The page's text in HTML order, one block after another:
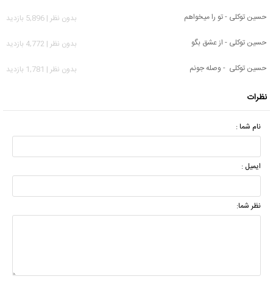
حسین توکلی - تو را میخواهم
بدون نظر | 5,896 بازدید
حسین توکلی - از عشق بگو
بدون نظر | 4,772 بازدید
حسین توکلی - وصله جونم
بدون نظر | 1,781 بازدید
نظرات
نام شما :
ایمیل :
نظر شما: